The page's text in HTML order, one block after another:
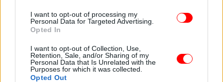
I want to opt-out of processing my
Personal Data for Targeted Advertising.
Opted In
I want to opt-out of Collection, Use,
Retention, Sale, and/or Sharing of my
Personal Data that Is Unrelated with the
Purposes for which it was collected.
Opted Out